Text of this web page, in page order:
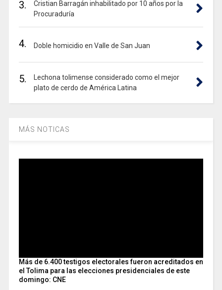
3.
Cristian Barragán inhabilitado por 10 años por la
Procuraduría
4. Doble homicidio en Valle de San Juan
5.
Lechona tolimense considerado como el mejor
plato de cerdo de América Latina
MÁS NOTICAS
Más de 6.400 testigos electorales fueron acreditados en
el Tolima para las elecciones presidenciales de este
domingo: CNE